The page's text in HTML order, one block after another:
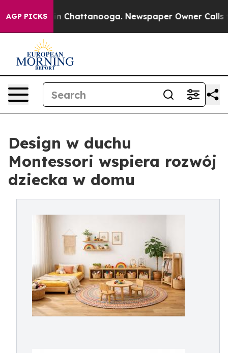
AGP PICKS
Chaos in Chattanooga. Newspaper Owner Calls the
Design w duchu
Montessori wspiera rozwój
dziecka w domu